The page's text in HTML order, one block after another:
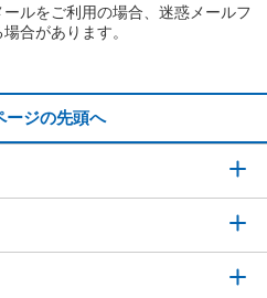
ルをご利用の場合、迷惑メールフ
合があります。
ージの先頭へ